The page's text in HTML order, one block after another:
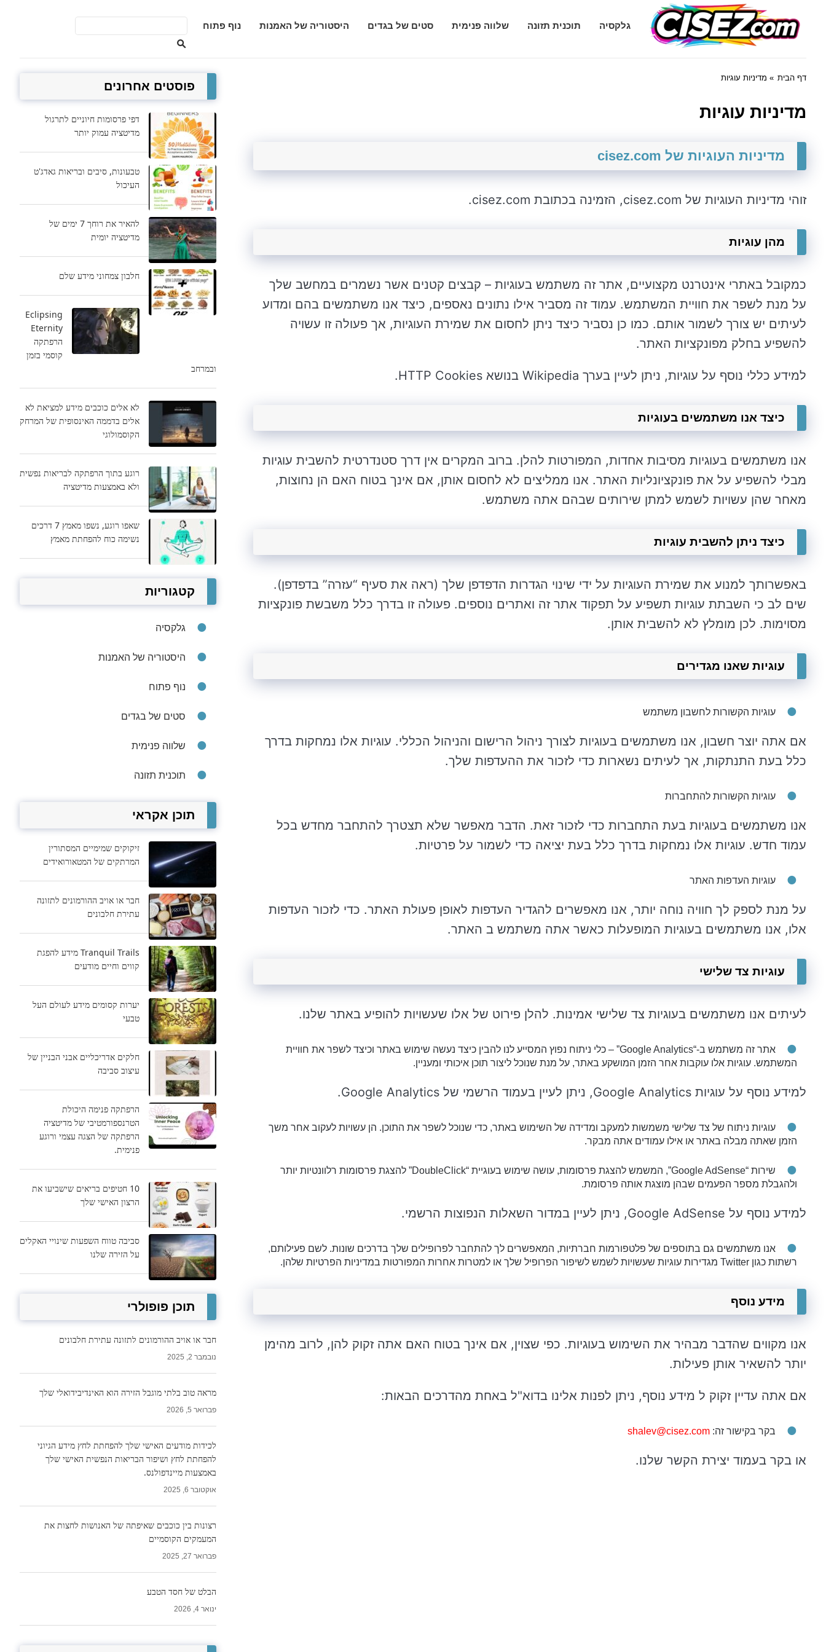
Cisez.com גלקסיה תוכנית תזונה שלווה פנימית סטים של בגדים היסטוריה של האמנות נוף פתוח
דף הבית » מדיניות עוגיות
מדיניות עוגיות
מדיניות העוגיות של cisez.com
זוהי מדיניות העוגיות של cisez.com, הזמינה בכתובת cisez.com.
מהן עוגיות
כמקובל באתרי אינטרנט מקצועיים, אתר זה משתמש בעוגיות – קבצים קטנים אשר נשמרים במחשב שלך
על מנת לשפר את חוויית המשתמש. עמוד זה מסביר אילו נתונים נאספים, כיצד אנו משתמשים בהם ומדוע
לעיתים יש צורך לשמור אותם. כמו כן נסביר כיצד ניתן לחסום את שמירת העוגיות, אך פעולה זו עשויה
להשפיע בחלק מפונקציות האתר.
למידע כללי נוסף על עוגיות, ניתן לעיין בערך Wikipedia בנושא HTTP Cookies.
כיצד אנו משתמשים בעוגיות
אנו משתמשים בעוגיות מסיבות אחדות, המפורטות להלן. ברוב המקרים אין דרך סטנדרטית להשבית עוגיות
מבלי להשפיע על את פונקציונליות האתר. אנו ממליצים לא לחסום אותן, אם אינך בטוח האם הן נחוצות,
מאחר שהן עשויות לשמש למתן שירותים שבהם אתה משתמש.
כיצד ניתן להשבית עוגיות
באפשרותך למנוע את שמירת העוגיות על ידי שינוי הגדרות הדפדפן שלך (ראה את סעיף “עזרה” בדפדפן).
שים לב כי השבתת עוגיות תשפיע על תפקוד אתר זה ואתרים נוספים. פעולה זו בדרך כלל משבשת פונקציות
מסוימות. לכן מומלץ לא להשבית אותן.
עוגיות שאנו מגדירים
עוגיות הקשורות לחשבון משתמש
אם אתה יוצר חשבון, אנו משתמשים בעוגיות לצורך ניהול הרישום והניהול הכללי. עוגיות אלו נמחקות בדרך
כלל בעת התנתקות, אך לעיתים נשארות כדי לזכור את ההעדפות שלך.
עוגיות הקשורות להתחברות
אנו משתמשים בעוגיות בעת התחברות כדי לזכור זאת. הדבר מאפשר שלא תצטרך להתחבר מחדש בכל
עמוד חדש. עוגיות אלו נמחקות בדרך כלל בעת יציאה כדי לשמור על פרטיות.
עוגיות העדפות האתר
על מנת לספק לך חוויה נוחה יותר, אנו מאפשרים להגדיר העדפות לאופן פעולת האתר. כדי לזכור העדפות
אלו, אנו משתמשים בעוגיות המופעלות כאשר אתה משתמש ב האתר.
עוגיות צד שלישי
לעיתים אנו משתמשים בעוגיות צד שלישי אמינות. להלן פירוט של אלו שעשויות להופיע באתר שלנו.
אתר זה משתמש ב-“Google Analytics” – כלי ניתוח נפוץ המסייע לנו להבין כיצד נעשה שימוש באתר וכיצד לשפר את חוויית
המשתמש. עוגיות אלו עוקבות אחר הזמן המושקע באתר, על מנת שנוכל ליצור תוכן איכותי ומעניין.
למידע נוסף על עוגיות Google Analytics, ניתן לעיין בעמוד הרשמי של Google Analytics.
עוגיות ניתוח של צד שלישי משמשות למעקב ומדידה של השימוש באתר, כדי שנוכל לשפר את התוכן. הן עשויות לעקוב אחר משך
הזמן שאתה מבלה באתר או אילו עמודים אתה מבקר.
שירות “Google AdSense”, המשמש להצגת פרסומות, עושה שימוש בעוגיית “DoubleClick” להצגת פרסומות רלוונטיות יותר
ולהגבלת מספר הפעמים שבהן מוצגת אותה פרסומת.
למידע נוסף על Google AdSense, ניתן לעיין במדור השאלות הנפוצות הרשמי.
אנו משתמשים גם בתוספים של פלטפורמות חברתיות, המאפשרים לך להתחבר לפרופילים שלך בדרכים שונות. לשם פעילותם,
רשתות כגון Twitter מגדירות עוגיות שעשויות לשמש לשיפור הפרופיל שלך או למטרות אחרות המפורטות במדיניות הפרטיות שלהן.
מידע נוסף
אנו מקווים שהדבר מבהיר את השימוש בעוגיות. כפי שצוין, אם אינך בטוח האם אתה זקוק להן, לרוב מהימן
יותר להשאיר אותן פעילות.
אם אתה עדיין זקוק ל מידע נוסף, ניתן לפנות אלינו בדוא"ל באחת מהדרכים הבאות:
בקר בקישור זה: shalev@cisez.com
או בקר בעמוד יצירת הקשר שלנו.
פוסטים אחרונים
דפי פרסומות חיוניים לתרגול
מדיטציה עמוק יותר
טבעונות, סיבים ובריאות גאדג'ט
העיכול
להאיר את רוחך 7 ימים של
מדיטציה יומית
חלבון צמחוני מידע שלם
Eclipsing
Eternity
הרפתקה
קוסמי בזמן
ובמרחב
לא אלים כוכבים מידע למציאת לא
אלים בדממה האינסופית של המרחק
הקוסמולוגי
רוגע בתוך הרפתקה לבריאות נפשית
ולא באמצעות מדיטציה
שאפו רוגע, נשפו מאמץ 7 דרכים
נשימה כוח להפחתת מאמץ
קטגוריות
גלקסיה
היסטוריה של האמנות
נוף פתוח
סטים של בגדים
שלווה פנימית
תוכנית תזונה
תוכן אקראי
זיקוקים שמימיים המסתורין
המרתקים של המטאורואידים
חבר או אויב ההורמונים לתזונה
עתירת חלבונים
Tranquil Trails מידע להפגת
קווים וחיים מודעים
יערות קסומים מידע לעולם העל
טבעי
חלקים אדריכליים אבני הבניין של
עיצוב סביבה
הרפתקה פנימה היכולת
הטרנספורמטיבי של מדיטציה
הרפתקה של הצגה עצמי ורוגע
פנימית.
10 חטיפים בריאים שישביעו את
הרצון האישי שלך
סביבה טווח השפעות שינויי האקלים
על הזירה שלנו
תוכן פופולרי
חבר או אויב ההורמונים לתזונה עתירת חלבונים
נובמבר 2, 2025
מראה טוב בלתי מוגבל הזירה הוא האינדיבידואלי שלך
פברואר 5, 2026
לכידות מודעים האישי שלך להפחתת לחץ מידע הגיוני
להפחתת לחץ ושיפור הבריאות הנפשית האישי שלך
באמצעות מיינדפולנס.
אוקטובר 6, 2025
רצונות בין כוכבים שאיפתה של האנושות לחצות את
המעמקים הקוסמיים
פברואר 27, 2025
הבלט של חסד הטבע
ינואר 4, 2026